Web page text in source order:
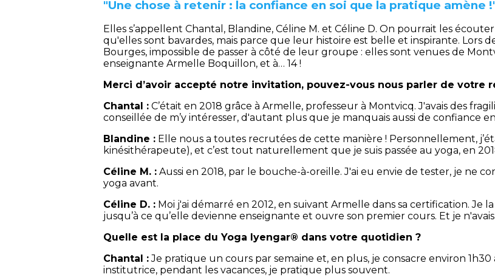
"Une chose à retenir : la confiance en soi que la pratique amène
Elles s’appellent Chantal, Blandine, Céline M. et Céline D. On pourrait les
qu'elles sont bavardes, mais parce que leur histoire est belle et inspirante. Lors
Bourges, impossible de passer à côté de leur groupe : elles sont venues de
enseignante Armelle Boquillon, et à… 14 !
Merci d’avoir accepté notre invitation, pouvez-vous nous parler de votre
Chantal : C’était en 2018 grâce à Armelle, professeur à Montvicq. J'avais des
conseillée de m’y intéresser, d'autant plus que je manquais aussi de confiance
Blandine : Elle nous a toutes recrutées de cette manière ! Personnellement,
kinésithérapeute), et c’est tout naturellement que je suis passée au yoga, en
Céline M. : Aussi en 2018, par le bouche-à-oreille. J'ai eu envie de tester, je ne
yoga avant.
Céline D. : Moi j'ai démarré en 2012, en suivant Armelle dans sa certification. Je
jusqu’à ce qu’elle devienne enseignante et ouvre son premier cours. Et je
Quelle est la place du Yoga Iyengar® dans votre quotidien ?
Chantal :Je pratique un cours par semaine et, en plus, je consacre environ
institutrice, pendant les vacances, je pratique plus souvent.